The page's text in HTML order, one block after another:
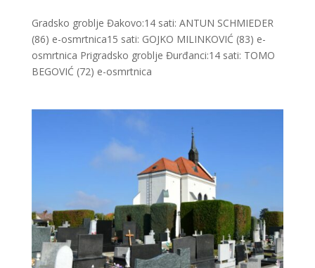
Gradsko groblje Đakovo:14 sati: ANTUN SCHMIEDER
(86) e-osmrtnica15 sati: GOJKO MILINKOVIĆ (83) e-
osmrtnica Prigradsko groblje Đurđanci:14 sati: TOMO
BEGOVIĆ (72) e-osmrtnica